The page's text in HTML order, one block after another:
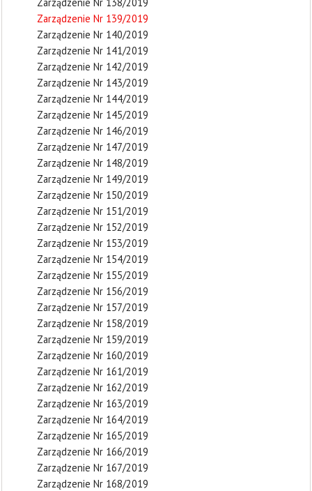
Zarządzenie Nr 139/2019
Zarządzenie Nr 140/2019
Zarządzenie Nr 141/2019
Zarządzenie Nr 142/2019
Zarządzenie Nr 143/2019
Zarządzenie Nr 144/2019
Zarządzenie Nr 145/2019
Zarządzenie Nr 146/2019
Zarządzenie Nr 147/2019
Zarządzenie Nr 148/2019
Zarządzenie Nr 149/2019
Zarządzenie Nr 150/2019
Zarządzenie Nr 151/2019
Zarządzenie Nr 152/2019
Zarządzenie Nr 153/2019
Zarządzenie Nr 154/2019
Zarządzenie Nr 155/2019
Zarządzenie Nr 156/2019
Zarządzenie Nr 157/2019
Zarządzenie Nr 158/2019
Zarządzenie Nr 159/2019
Zarządzenie Nr 160/2019
Zarządzenie Nr 161/2019
Zarządzenie Nr 162/2019
Zarządzenie Nr 163/2019
Zarządzenie Nr 164/2019
Zarządzenie Nr 165/2019
Zarządzenie Nr 166/2019
Zarządzenie Nr 167/2019
Zarządzenie Nr 168/2019